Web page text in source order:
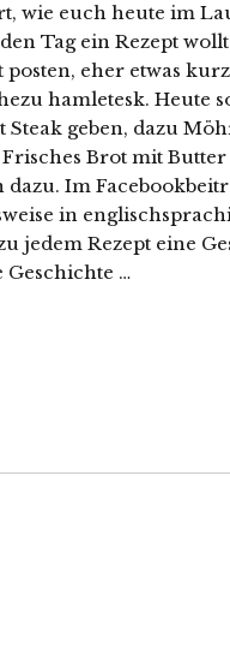
wie euch heute im
Tag ein Rezept
eher etwas
hamletesk. Heute
Steak geben, dazu
Brot mit
dazu. Im
in
jedem Rezept eine
Geschichte …